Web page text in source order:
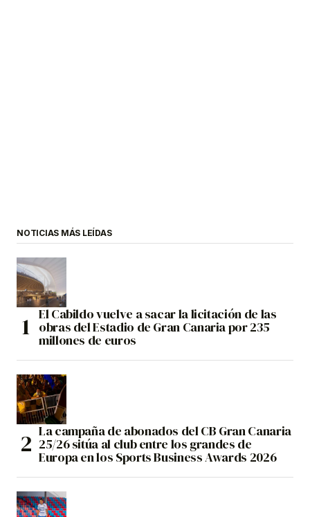
NOTICIAS MÁS LEÍDAS
El Cabildo vuelve a sacar la licitación de las
obras del Estadio de Gran Canaria por 235
millones de euros
La campaña de abonados del CB Gran Canaria
25/26 sitúa al club entre los grandes de
Europa en los Sports Business Awards 2026